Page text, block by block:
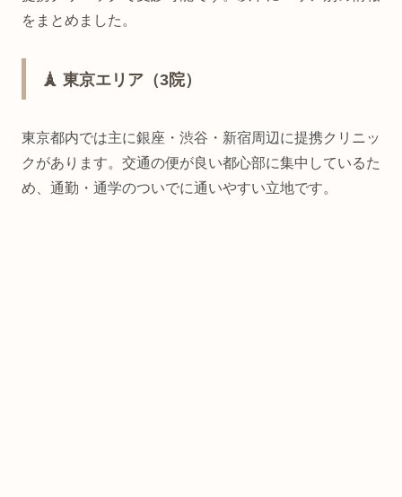
をまとめました。
🗼 東京エリア（3院）
東京都内では主に銀座・渋谷・新宿周辺に提携クリニッ
クがあります。交通の便が良い都心部に集中しているた
め、通勤・通学のついでに通いやすい立地です。